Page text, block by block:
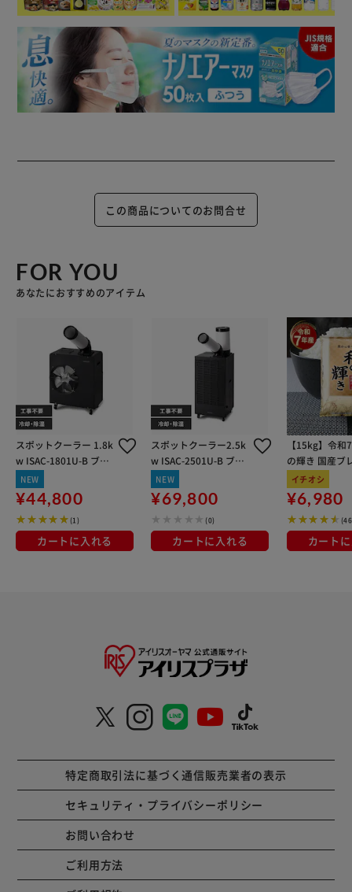
この商品についてのお問合せ
FOR YOU
あなたにおすすめのアイテム
スポットクーラー 1.8k
w ISAC-1801U-B ブラ
ック
NEW
¥44,800
(1)
カートに入れる
スポットクーラー2.5k
w ISAC-2501U-B ブラ
ック【代引不可】【時
間指定不可】
NEW
¥69,800
(0)
カートに入れる
【15kg】令和
の輝き 国産ブ
kg×3袋
イチオシ
¥6,980
カート
特定商取引法に基づく通信販売業者の表示
セキュリティ・プライバシーポリシー
お問い合わせ
ご利用方法